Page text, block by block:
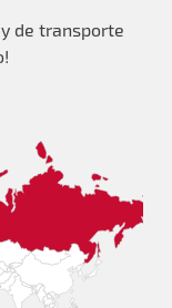
de transporte